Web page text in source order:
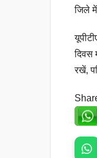
जिले में
दिवस
रखें,